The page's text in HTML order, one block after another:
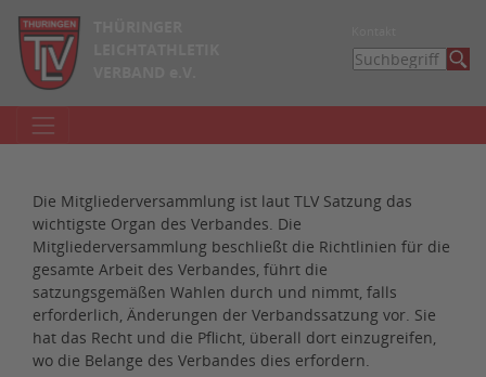
Die Mitgliederversammlung ist laut TLV Satzung das
wichtigste Organ des Verbandes. Die
Mitgliederversammlung beschließt die Richtlinien für die
gesamte Arbeit des Verbandes, führt die
satzungsgemäßen Wahlen durch und nimmt, falls
erforderlich, Änderungen der Verbandssatzung vor. Sie
hat das Recht und die Pflicht, überall dort einzugreifen,
wo die Belange des Verbandes dies erfordern.